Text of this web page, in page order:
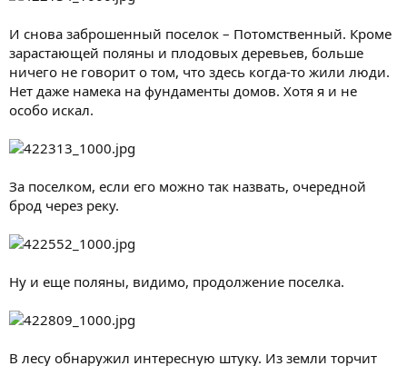
И снова заброшенный поселок – Потомственный. Кроме
зарастающей поляны и плодовых деревьев, больше
ничего не говорит о том, что здесь когда-то жили люди.
Нет даже намека на фундаменты домов. Хотя я и не
особо искал.
За поселком, если его можно так назвать, очередной
брод через реку.
Ну и еще поляны, видимо, продолжение поселка.
В лесу обнаружил интересную штуку. Из земли торчит